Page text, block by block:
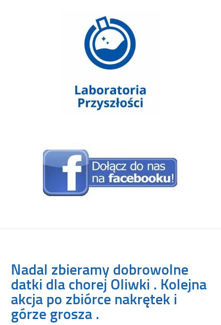
Nadal zbieramy dobrowolne
datki dla chorej Oliwki . Kolejna
akcja po zbiórce nakrętek i
górze grosza .